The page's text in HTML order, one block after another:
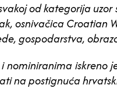
od kategorija
osnivačica Croatian
gospodarstva,
iskreno
na postignuća